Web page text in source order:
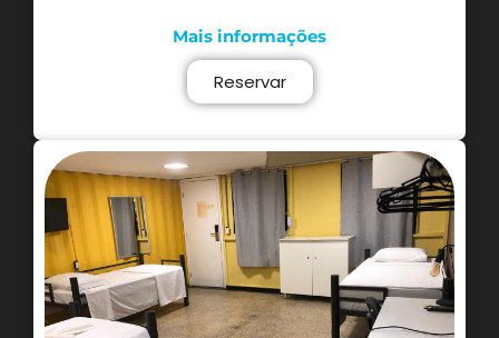
Mais informações
Reservar